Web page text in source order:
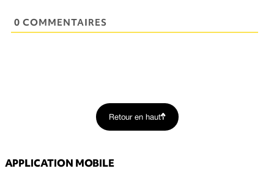
0 COMMENTAIRES
Retour en haut
APPLICATION MOBILE